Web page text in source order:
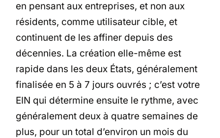
en pensant aux entreprises, et non aux
résidents, comme utilisateur cible, et
continuent de les affiner depuis des
décennies. La création elle-même est
rapide dans les deux États, généralement
finalisée en 5 à 7 jours ouvrés ; c’est votre
EIN qui détermine ensuite le rythme, avec
généralement deux à quatre semaines de
plus, pour un total d’environ un mois du